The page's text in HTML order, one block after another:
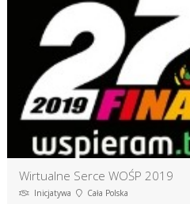
Wirtualne Serce WOŚP 2019
Inicjatywa Cała Polska